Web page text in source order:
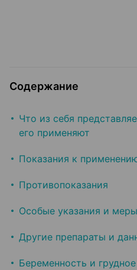
Содержание
Что из себя
его применяют
Показания к
Противопоказания
Особые указания и
Другие препараты и
Беременность и